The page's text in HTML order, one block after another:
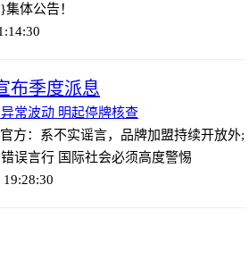
体公告！
布季度派息
常波动 明起停牌核查
方：系不实谣言，品牌加盟持续开放外;
误言行 国际社会必须高度警惕
19:28:30